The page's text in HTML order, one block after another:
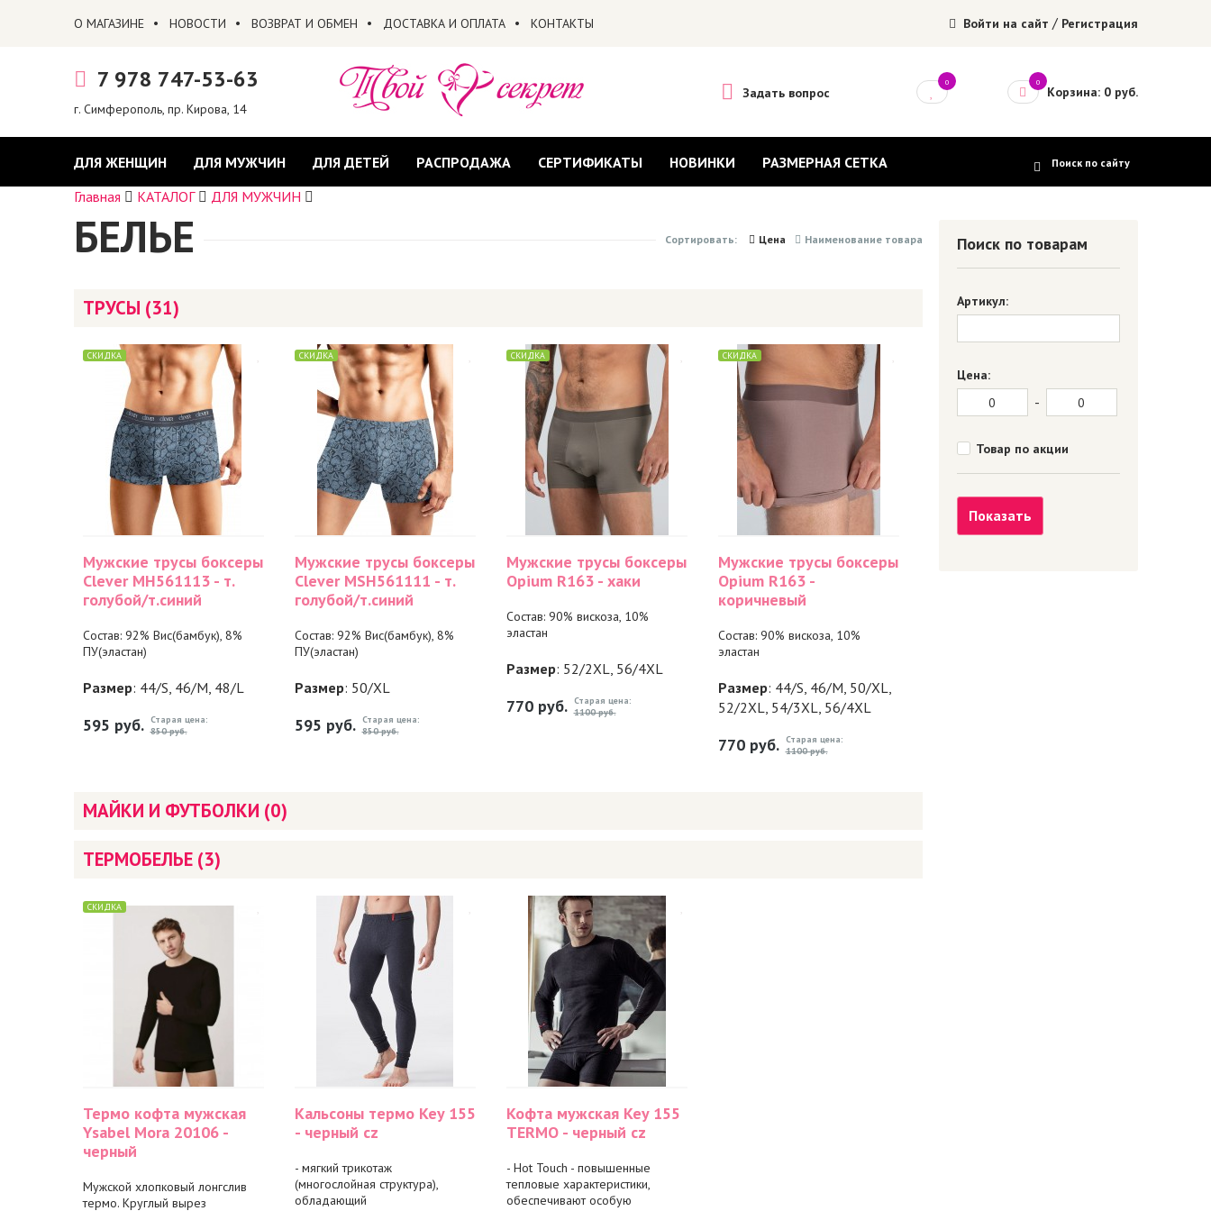
Войти на сайт / Регистрация
О МАГАЗИНЕ НОВОСТИ ВОЗВРАТ И ОБМЕН ДОСТАВКА И ОПЛАТА КОНТАКТЫ
7 978 747-53-63
г. Симферополь, пр. Кирова, 14
Задать вопрос
0 0
Корзина: 0 руб.
ДЛЯ ЖЕНЩИН ДЛЯ МУЖЧИН ДЛЯ ДЕТЕЙ РАСПРОДАЖА СЕРТИФИКАТЫ НОВИНКИ
РАЗМЕРНАЯ СЕТКА
Главная
КАТАЛОГ ДЛЯ МУЖЧИН
БЕЛЬЕ Сортировать: Цена Наименование товара
ТРУСЫ (31)
СКИДКА
Мужские трусы боксеры
Clever MH561113 - т.
голубой/т.синий
Состав: 92% Вис(бамбук), 8%
ПУ(эластан)
Размер: 44/S, 46/M, 48/L
595 руб. Старая цена:
850 руб.
СКИДКА
Мужские трусы боксеры
Clever MSH561111 - т.
голубой/т.синий
Состав: 92% Вис(бамбук), 8%
ПУ(эластан)
Размер: 50/XL
595 руб. Старая цена:
850 руб.
СКИДКА
Мужские трусы боксеры
Opium R163 - хаки
Состав: 90% вискоза, 10%
эластан
Размер: 52/2XL, 56/4XL
770руб. Старая цена:
1100 руб.
СКИДКА
Мужские трусы боксеры
Opium R163 -
коричневый
Состав: 90% вискоза, 10%
эластан
Размер: 44/S, 46/M, 50/XL,
52/2XL, 54/3XL, 56/4XL
770руб. Старая цена:
1100 руб.
МАЙКИ И ФУТБОЛКИ (0)
ТЕРМОБЕЛЬЕ (3)
СКИДКА
Термо кофта мужская
Ysabel Mora 20106 -
черный
Мужской хлопковый лонгслив
термо. Круглый вырез
Кальсоны термо Key 155
- черный cz
- мягкий трикотаж
(многослойная структура),
обладающий
Кофта мужская Key 155
TERMO - черный cz
- Hot Touch - повышенные
тепловые характеристики,
обеспечивают особую
Поиск по товарам
Артикул:
Цена:
-
Товар по акции
Показать